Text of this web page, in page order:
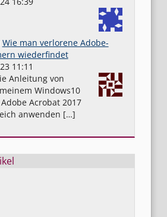
Wie man verlorene Adobe-
wiederfindet
11:11
Anleitung von
Windows10
Acrobat 2017
anwenden […]